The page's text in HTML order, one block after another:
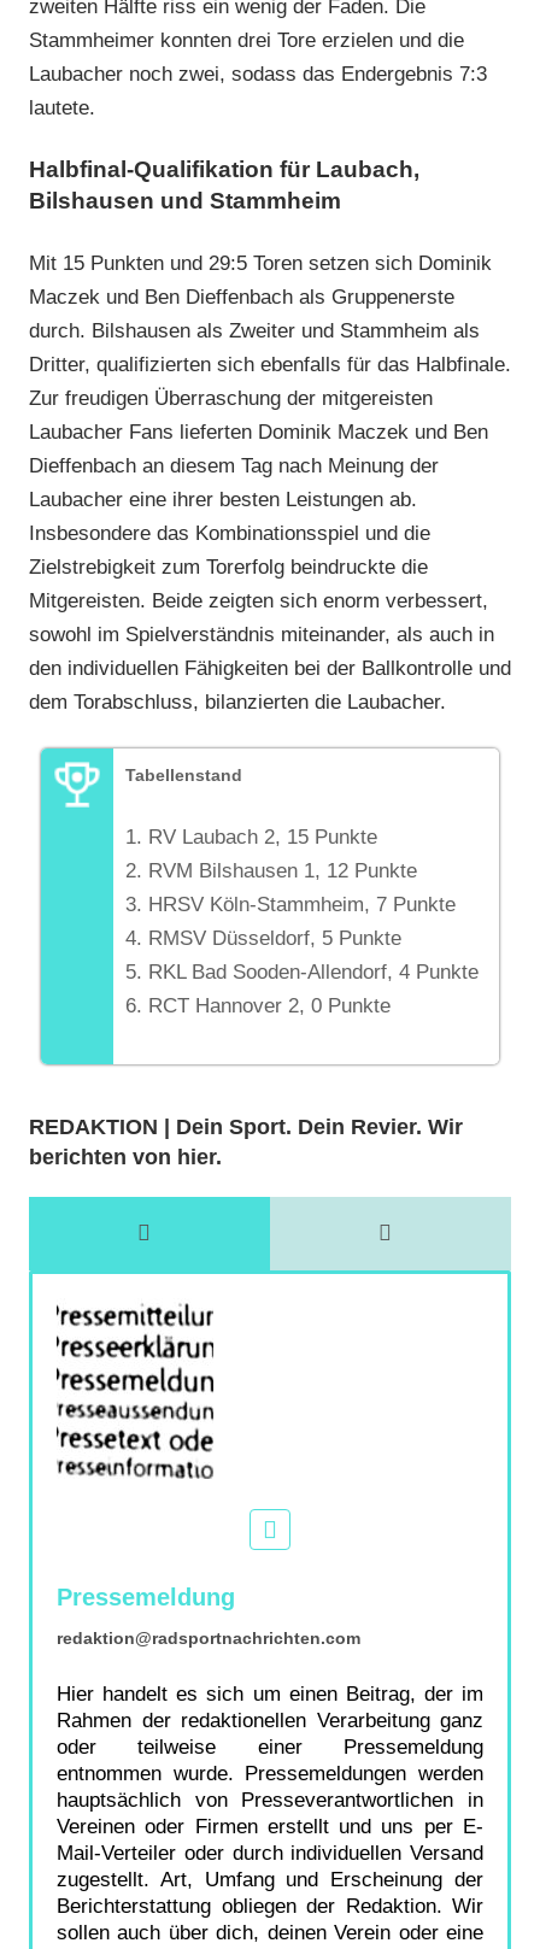
zweiten Hälfte riss ein wenig der Faden. Die
Stammheimer konnten drei Tore erzielen und die
Laubacher noch zwei, sodass das Endergebnis 7:3
lautete.
Halbfinal-Qualifikation für Laubach,
Bilshausen und Stammheim
Mit 15 Punkten und 29:5 Toren setzen sich Dominik
Maczek und Ben Dieffenbach als Gruppenerste
durch. Bilshausen als Zweiter und Stammheim als
Dritter, qualifizierten sich ebenfalls für das Halbfinale.
Zur freudigen Überraschung der mitgereisten
Laubacher Fans lieferten Dominik Maczek und Ben
Dieffenbach an diesem Tag nach Meinung der
Laubacher eine ihrer besten Leistungen ab.
Insbesondere das Kombinationsspiel und die
Zielstrebigkeit zum Torerfolg beindruckte die
Mitgereisten. Beide zeigten sich enorm verbessert,
sowohl im Spielverständnis miteinander, als auch in
den individuellen Fähigkeiten bei der Ballkontrolle und
dem Torabschluss, bilanzierten die Laubacher.
Tabellenstand
1. RV Laubach 2, 15 Punkte
2. RVM Bilshausen 1, 12 Punkte
3. HRSV Köln-Stammheim, 7 Punkte
4. RMSV Düsseldorf, 5 Punkte
5. RKL Bad Sooden-Allendorf, 4 Punkte
6. RCT Hannover 2, 0 Punkte
REDAKTION | Dein Sport. Dein Revier. Wir
berichten von hier.
Pressemeldung
redaktion@radsportnachrichten.com
Hier handelt es sich um einen Beitrag, der im
Rahmen der redaktionellen Verarbeitung ganz
oder teilweise einer Pressemeldung
entnommen wurde. Pressemeldungen werden
hauptsächlich von Presseverantwortlichen in
Vereinen oder Firmen erstellt und uns per E-
Mail-Verteiler oder durch individuellen Versand
zugestellt. Art, Umfang und Erscheinung der
Berichterstattung obliegen der Redaktion. Wir
sollen auch über dich, deinen Verein oder eine